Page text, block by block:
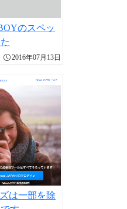
のスペッ
2016年07月13日
は一部を除